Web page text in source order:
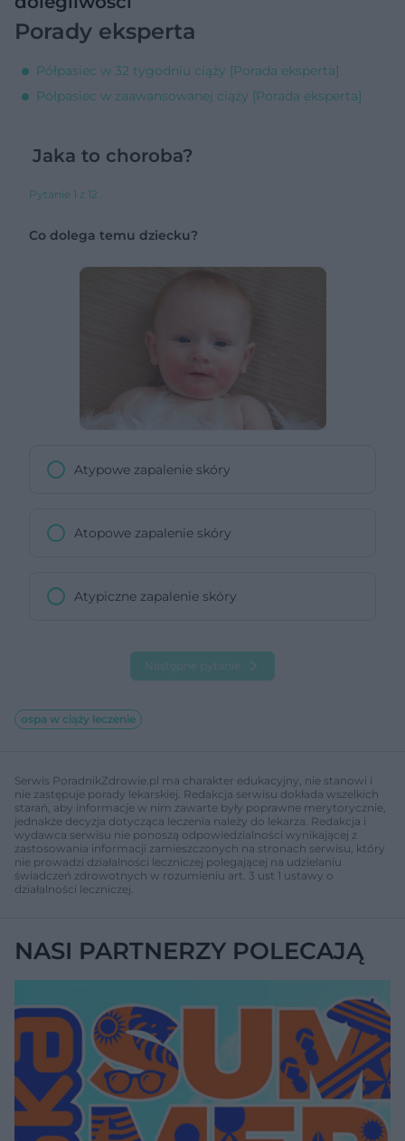
Porady eksperta
Półpasiec w 32 tygodniu ciąży [Porada eksperta]
Półpasiec w zaawansowanej ciąży [Porada eksperta]
Jaka to choroba?
Pytanie 1 z 12
Co dolega temu dziecku?
Atypowe zapalenie skóry
Atopowe zapalenie skóry
Atypiczne zapalenie skóry
Następne pytanie
ospa w ciąży leczenie
Serwis PoradnikZdrowie.pl ma charakter edukacyjny, nie stanowi i
nie zastępuje porady lekarskiej. Redakcja serwisu dokłada wszelkich
starań, aby informacje w nim zawarte były poprawne merytorycznie,
jednakże decyzja dotycząca leczenia należy do lekarza. Redakcja i
wydawca serwisu nie ponoszą odpowiedzialności wynikającej z
zastosowania informacji zamieszczonych na stronach serwisu, który
nie prowadzi działalności leczniczej polegającej na udzielaniu
świadczeń zdrowotnych w rozumieniu art. 3 ust 1 ustawy o
działalności leczniczej.
NASI PARTNERZY POLECAJĄ